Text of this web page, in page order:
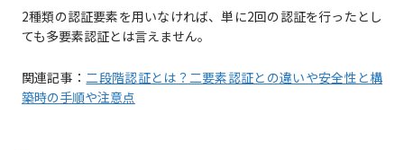
2種類の認証要素を用いなければ、単に2回の認証を行ったとし
ても多要素認証とは言えません。
関連記事：二段階認証とは？二要素認証との違いや安全性と構
築時の手順や注意点